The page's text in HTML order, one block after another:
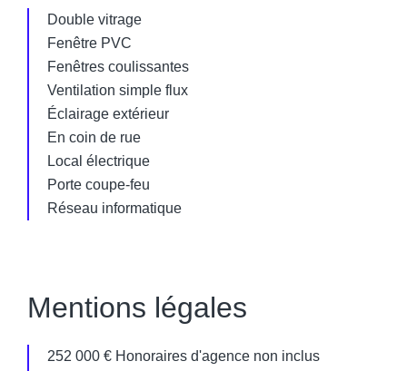
Double vitrage
Fenêtre PVC
Fenêtres coulissantes
Ventilation simple flux
Éclairage extérieur
En coin de rue
Local électrique
Porte coupe-feu
Réseau informatique
Mentions légales
252 000 € Honoraires d'agence non inclus